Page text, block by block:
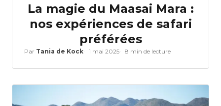
La magie du Maasai Mara :
nos expériences de safari
préférées
Par Tania de Kock 1 mai 2025 8 min de lecture